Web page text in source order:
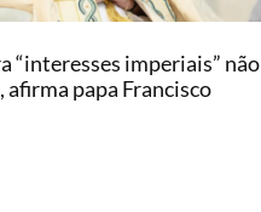
“interesses imperiais” não
afirma papa Francisco